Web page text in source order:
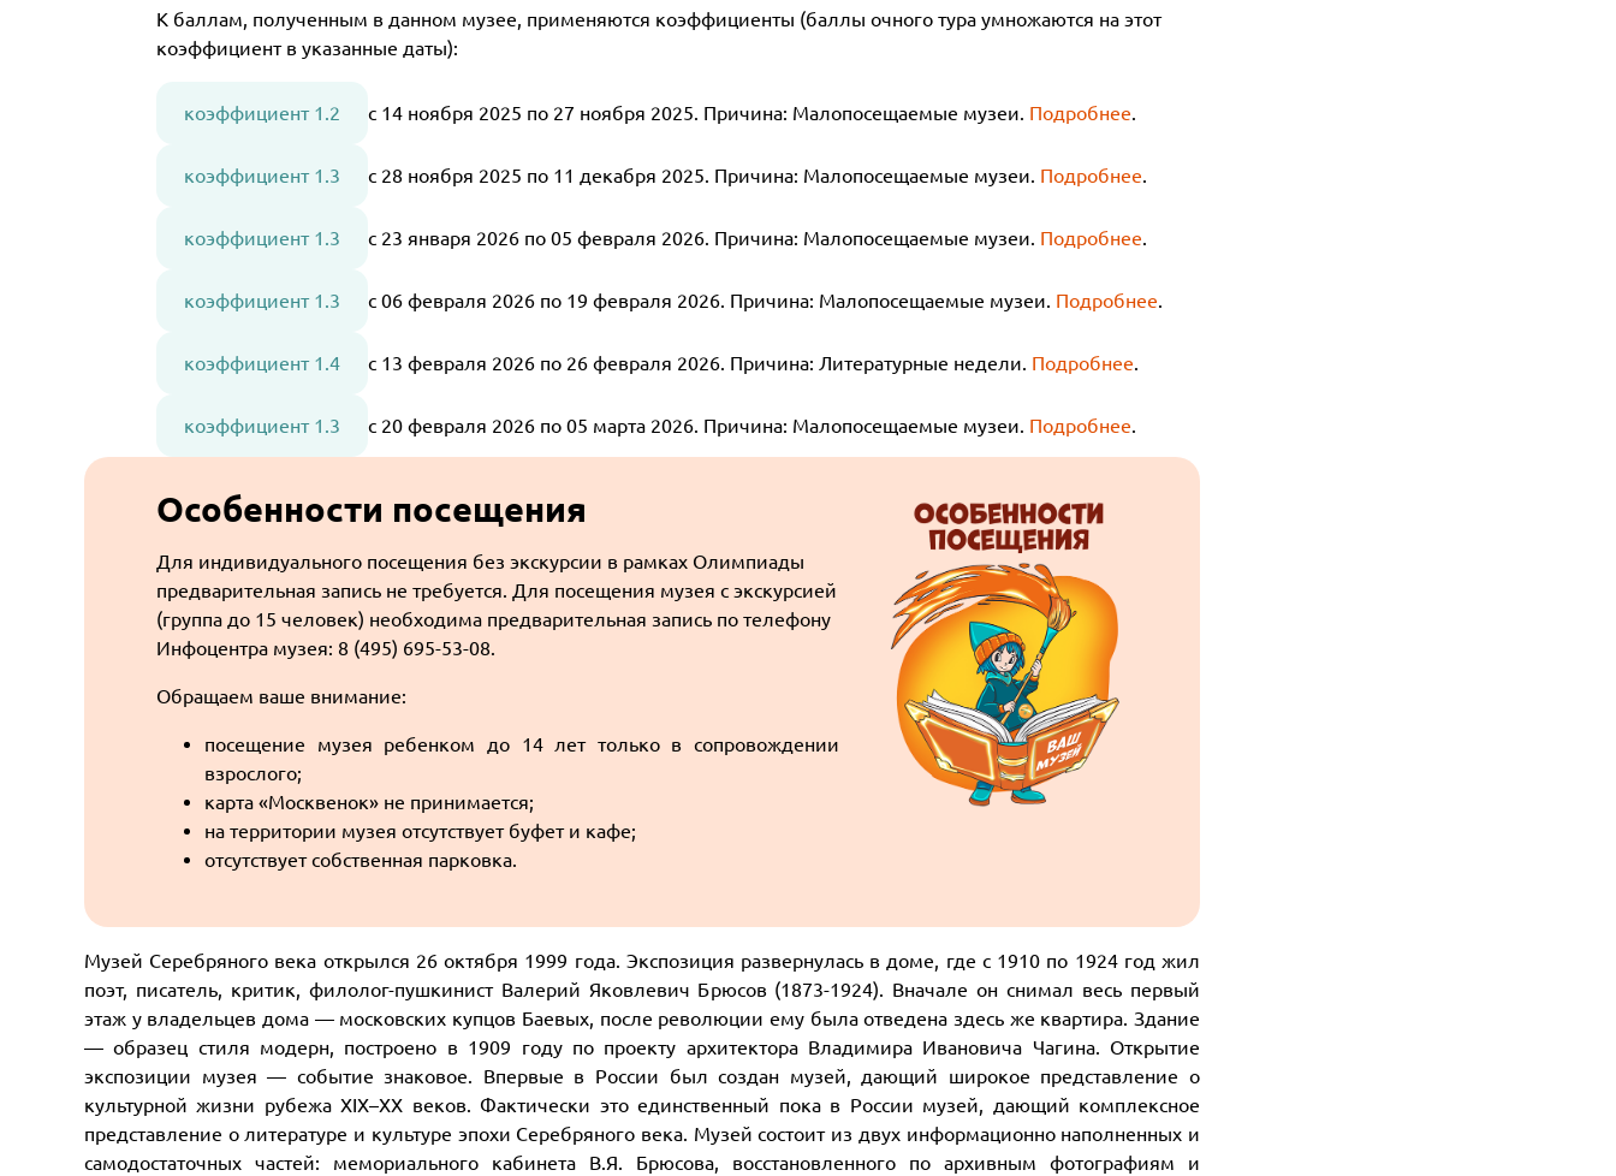
К баллам, полученным в данном музее, применяются коэффициенты (баллы очного тура умножаются на этот
коэффициент в указанные даты):
коэффициент 1.2 с 14 ноября 2025 по 27 ноября 2025. Причина: Малопосещаемые музеи. Подробнее.
коэффициент 1.3 с 28 ноября 2025 по 11 декабря 2025. Причина: Малопосещаемые музеи. Подробнее.
коэффициент 1.3 с 23 января 2026 по 05 февраля 2026. Причина: Малопосещаемые музеи. Подробнее.
коэффициент 1.3 с 06 февраля 2026 по 19 февраля 2026. Причина: Малопосещаемые музеи. Подробнее.
коэффициент 1.4 с 13 февраля 2026 по 26 февраля 2026. Причина: Литературные недели. Подробнее.
коэффициент 1.3 с 20 февраля 2026 по 05 марта 2026. Причина: Малопосещаемые музеи. Подробнее.
Особенности посещения
Для индивидуального посещения без экскурсии в рамках Олимпиады
предварительная запись не требуется. Для посещения музея с экскурсией
(группа до 15 человек) необходима предварительная запись по телефону
Инфоцентра музея: 8 (495) 695-53-08.
Обращаем ваше внимание:
посещение музея ребенком до 14 лет только в сопровождении
взрослого;
карта «Москвенок» не принимается;
на территории музея отсутствует буфет и кафе;
отсутствует собственная парковка.
Музей Серебряного века открылся 26 октября 1999 года. Экспозиция развернулась в доме, где с 1910 по 1924 год жил
поэт, писатель, критик, филолог-пушкинист Валерий Яковлевич Брюсов (1873-1924). Вначале он снимал весь первый
этаж у владельцев дома — московских купцов Баевых, после революции ему была отведена здесь же квартира. Здание
— образец стиля модерн, построено в 1909 году по проекту архитектора Владимира Ивановича Чагина. Открытие
экспозиции музея — событие знаковое. Впервые в России был создан музей, дающий широкое представление о
культурной жизни рубежа XIX–XX веков. Фактически это единственный пока в России музей, дающий комплексное
представление о литературе и культуре эпохи Серебряного века. Музей состоит из двух информационно наполненных и
самодостаточных частей: мемориального кабинета В.Я. Брюсова, восстановленного по архивным фотографиям и